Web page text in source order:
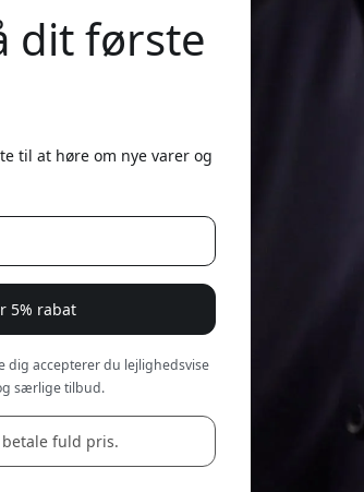
dit første
til at høre om nye varer og
5% rabat
dig accepterer du lejlighedsvise
særlige tilbud.
fuld pris.